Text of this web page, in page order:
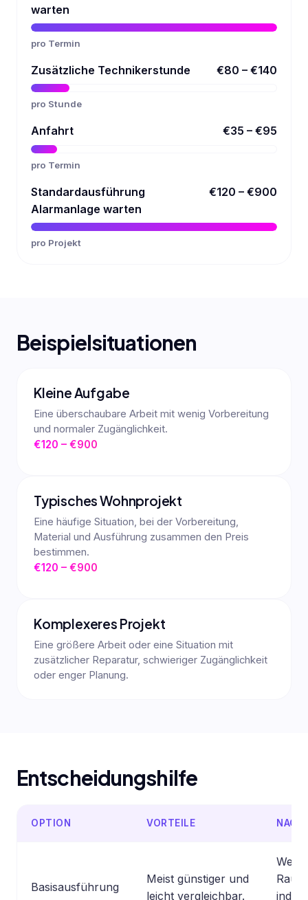
warten
pro Termin
Zusätzliche Technikerstunde €80 – €140
pro Stunde
Anfahrt €35 – €95
pro Termin
Standardausführung
Alarmanlage warten
€120 – €900
pro Projekt
Beispielsituationen
Kleine Aufgabe
Eine überschaubare Arbeit mit wenig Vorbereitung
und normaler Zugänglichkeit.
€120 – €900
Typisches Wohnprojekt
Eine häufige Situation, bei der Vorbereitung,
Material und Ausführung zusammen den Preis
bestimmen.
€120 – €900
Komplexeres Projekt
Eine größere Arbeit oder eine Situation mit
zusätzlicher Reparatur, schwieriger Zugänglichkeit
oder enger Planung.
Entscheidungshilfe
OPTION VORTEILE
Basisausführung
Meist günstiger und
leicht vergleichbar.